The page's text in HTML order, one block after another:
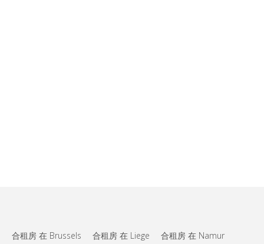
合租房 在 Brussels 合租房 在 Liege
合租房 在 Namur